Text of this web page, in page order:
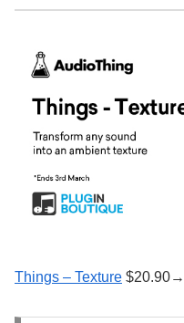
Things – Texture $20.90→